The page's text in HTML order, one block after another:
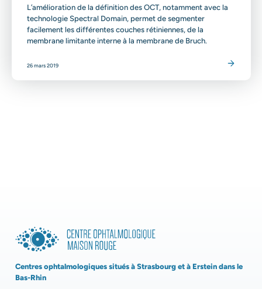
L’amélioration de la définition des OCT, notamment avec la
technologie Spectral Domain, permet de segmenter
facilement les différentes couches rétiniennes, de la
membrane limitante interne à la membrane de Bruch.
26 mars 2019
Centres ophtalmologiques situés à Strasbourg et à Erstein dans le
Bas-Rhin